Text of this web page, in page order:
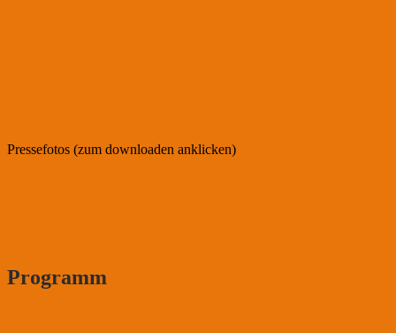
Pressefotos (zum downloaden anklicken)
Programm